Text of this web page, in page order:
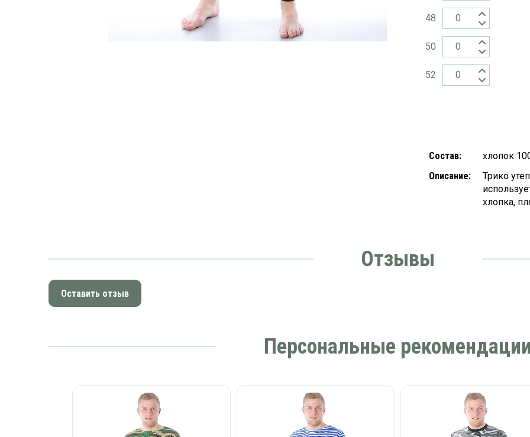
48
50
52
Состав:
хлопок
Описание:
Трико
хлопка,
Отзывы
Оставить отзыв
Персональные